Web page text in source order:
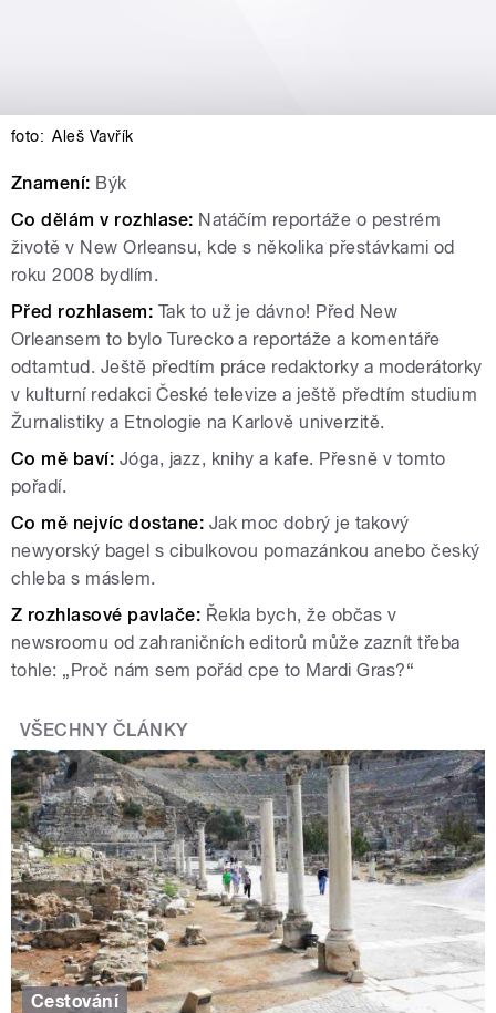
foto: Aleš Vavřík
Znamení: Býk
Co dělám v rozhlase: Natáčím reportáže o pestrém
životě v New Orleansu, kde s několika přestávkami od
roku 2008 bydlím.
Před rozhlasem: Tak to už je dávno! Před New
Orleansem to bylo Turecko a reportáže a komentáře
odtamtud. Ještě předtím práce redaktorky a moderátorky
v kulturní redakci České televize a ještě předtím studium
Žurnalistiky a Etnologie na Karlově univerzitě.
Co mě baví: Jóga, jazz, knihy a kafe. Přesně v tomto
pořadí.
Co mě nejvíc dostane: Jak moc dobrý je takový
newyorský bagel s cibulkovou pomazánkou anebo český
chleba s máslem.
Z rozhlasové pavlače: Řekla bych, že občas v
newsroomu od zahraničních editorů může zaznít třeba
tohle: „Proč nám sem pořád cpe to Mardi Gras?“
VŠECHNY ČLÁNKY
Cestování